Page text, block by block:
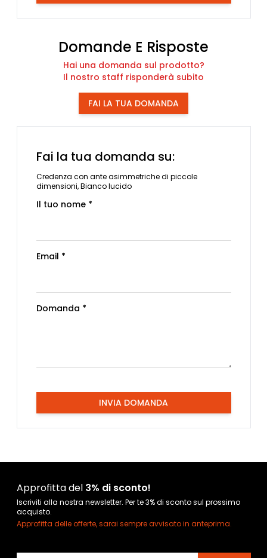
Domande E Risposte
Hai una domanda sul prodotto?
Il nostro staff risponderà subito
FAI LA TUA DOMANDA
Fai la tua domanda su:
Credenza con ante asimmetriche di piccole
dimensioni, Bianco lucido
Il tuo nome *
Email *
Domanda *
INVIA DOMANDA
Approfitta del 3% di sconto!
Iscriviti alla nostra newsletter. Per te 3% di sconto sul prossimo
acquisto.
Approfitta delle offerte, sarai sempre avvisato in anteprima.